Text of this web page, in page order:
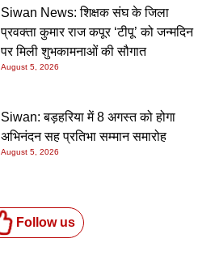
Siwan News: शिक्षक संघ के जिला
प्रवक्ता कुमार राज कपूर ‘टीपू’ को जन्मदिन
पर मिली शुभकामनाओं की सौगात
August 5, 2026
Siwan: बड़हरिया में 8 अगस्त को होगा
अभिनंदन सह प्रतिभा सम्मान समारोह
August 5, 2026
Follow us